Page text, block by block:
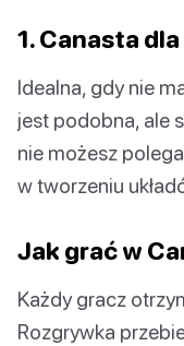
1. Canasta
Idealna, gdy nie
jest podobna, ale
nie możesz
w tworzeniu
Jak grać w
Każdy gracz
Rozgrywka